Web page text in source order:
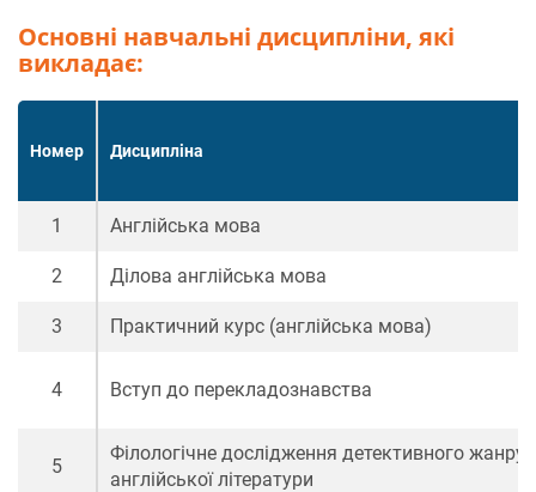
Основні навчальні дисципліни, які
викладає:
Номер Дисципліна
1 Англійська мова
2 Ділова англійська мова
3 Практичний курс (англійська мова)
4 Вступ до перекладознавства
5
Філологічне дослідження детективного жанру
англійської літератури